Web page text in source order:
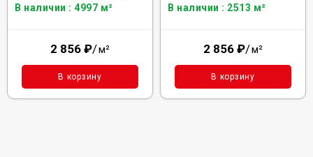
В наличии : 4997 м²
2 856 ₽/м²
В корзину
В наличии : 2513 м²
2 856 ₽/м²
В корзину